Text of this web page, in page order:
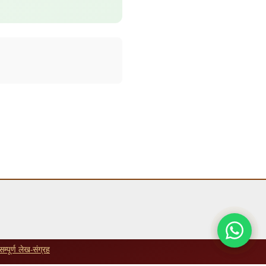
लेख-संग्रह